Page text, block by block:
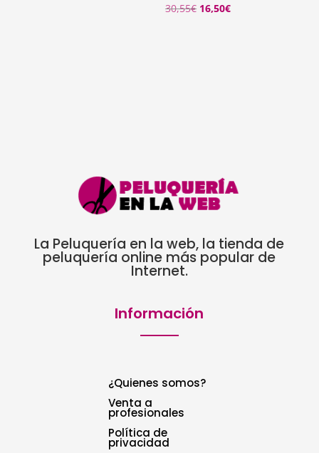
30,55€ El
16,50€El
La Peluquería en la web, la tienda de
peluquería online más popular de
Internet.
Información
¿Quienes somos?
Venta a
profesionales
Política de
privacidad